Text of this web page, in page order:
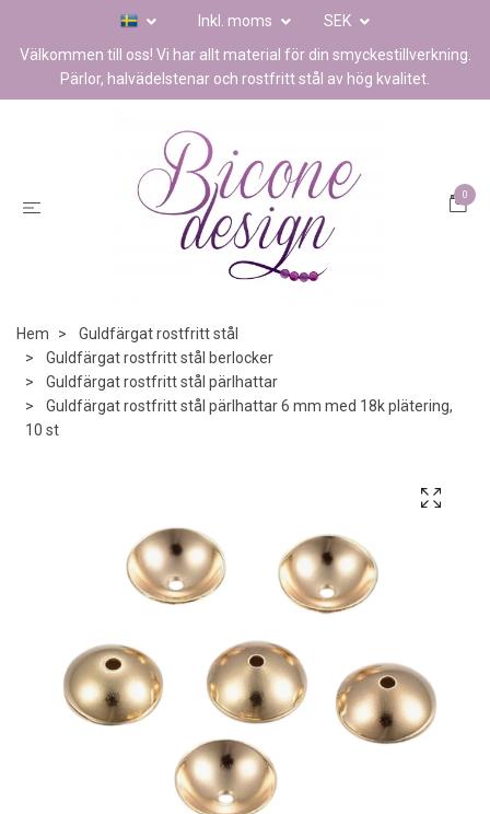
Inkl. moms
SEK
Välkommen till oss! Vi har allt material för din smyckestillverkning.
Pärlor, halvädelstenar och rostfritt stål av hög kvalitet.
0
Hem
Guldfärgat rostfritt stål
Guldfärgat rostfritt stål berlocker
Guldfärgat rostfritt stål pärlhattar
Guldfärgat rostfritt stål pärlhattar 6 mm med 18k plätering,
10 st